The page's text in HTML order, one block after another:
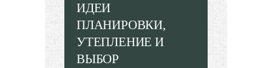
ИДЕИ
ПЛАНИРОВКИ,
УТЕПЛЕНИЕ И
ВЫБОР